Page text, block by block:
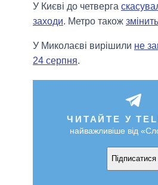
У Києві до четверга
заходи. Метро також
У Миколаєві вирішили не
24 серпня.
ЧИТАЙТЕ У
найважливіше від
Підписатися